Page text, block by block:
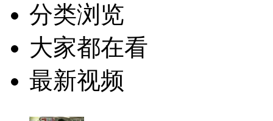
分类浏览
大家都在看
最新视频